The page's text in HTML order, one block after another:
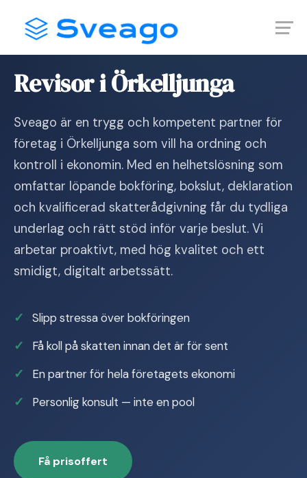
content
Revisor i Örkelljunga
Sveago är en trygg och kompetent partner för
företag i Örkelljunga som vill ha ordning och
kontroll i ekonomin. Med en helhetslösning som
omfattar löpande bokföring, bokslut, deklaration
och kvalificerad skatterådgivning får du tydliga
underlag och rätt stöd inför varje beslut. Vi
arbetar proaktivt, med hög kvalitet och ett
smidigt, digitalt arbetssätt.
Slipp stressa över bokföringen
Få koll på skatten innan det är för sent
En partner för hela företagets ekonomi
Personlig konsult — inte en pool
Få prisoffert